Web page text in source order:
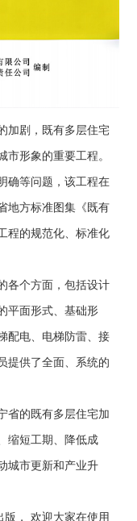
剧，既有多层住宅
市形象的重要工程。
确等问题，该工程在
地方标准图集《既有
程的规范化、标准化
个方面，包括设计
平面形式、基础形
配电、电梯防雷、接
提供了全面、系统的
的既有多层住宅加
缩短工期、降低成
城市更新和产业升
， 欢迎大家在使用